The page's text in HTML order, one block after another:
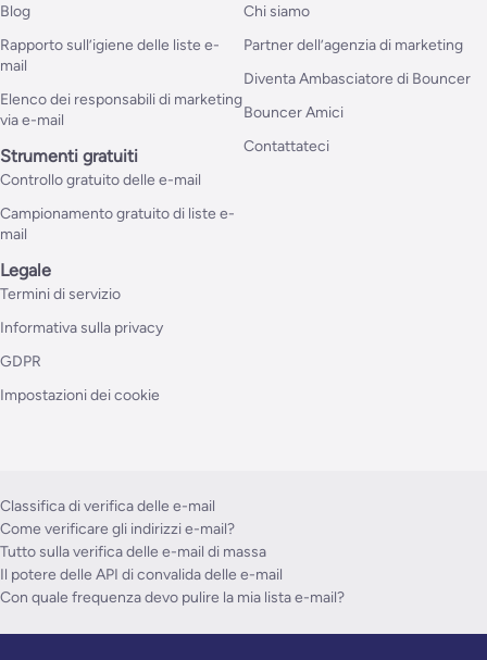
Blog
Rapporto sull’igiene delle liste e-
mail
Elenco dei responsabili di marketing
via e-mail
Strumenti gratuiti
Controllo gratuito delle e-mail
Campionamento gratuito di liste e-
mail
Chi siamo
Partner dell’agenzia di marketing
Diventa Ambasciatore di Bouncer
Bouncer Amici
Contattateci
Legale
Termini di servizio
Informativa sulla privacy
GDPR
Impostazioni dei cookie
Classifica di verifica delle e-mail
Come verificare gli indirizzi e-mail?
Tutto sulla verifica delle e-mail di massa
Il potere delle API di convalida delle e-mail
Con quale frequenza devo pulire la mia lista e-mail?